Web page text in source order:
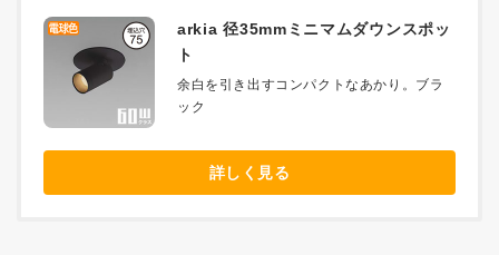
arkia 径35mmミニマムダウンスポッ
ト
余白を引き出すコンパクトなあかり。ブラ
ック
詳しく見る